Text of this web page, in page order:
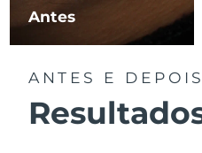
Antes
ANTES E DEPOIS
Omã